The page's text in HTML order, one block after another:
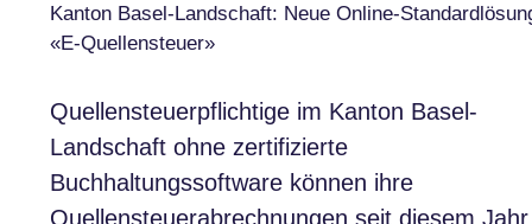
Kanton Basel-Landschaft: Neue Online-
«E-Quellensteuer»
Quellensteuerpflichtige im Kanton Basel-
Landschaft ohne zertifizierte
Buchhaltungssoftware können ihre
Quellensteuerabrechnungen seit diesem Jahr